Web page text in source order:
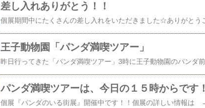
差し入れありがとう！！
王子動物園「パンダ満喫ツアー」
パンダ満喫ツアーは、今日の１５時からです！